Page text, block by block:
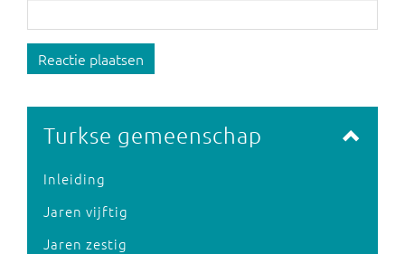
Reactie plaatsen
Turkse gemeenschap
Inleiding
Jaren vijftig
Jaren zestig